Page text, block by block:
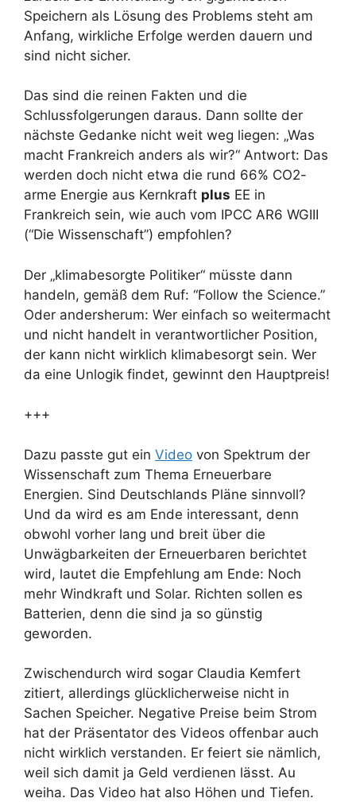
Speichern als Lösung des Problems steht am
Anfang, wirkliche Erfolge werden dauern und
sind nicht sicher.
Das sind die reinen Fakten und die
Schlussfolgerungen daraus. Dann sollte der
nächste Gedanke nicht weit weg liegen: „Was
macht Frankreich anders als wir?“ Antwort: Das
werden doch nicht etwa die rund 66% CO2-
arme Energie aus Kernkraft plus EE in
Frankreich sein, wie auch vom IPCC AR6 WGIII
(“Die Wissenschaft”) empfohlen?
Der „klimabesorgte Politiker“ müsste dann
handeln, gemäß dem Ruf: “Follow the Science.”
Oder andersherum: Wer einfach so weitermacht
und nicht handelt in verantwortlicher Position,
der kann nicht wirklich klimabesorgt sein. Wer
da eine Unlogik findet, gewinnt den Hauptpreis!
+++
Dazu passte gut ein Video von Spektrum der
Wissenschaft zum Thema Erneuerbare
Energien. Sind Deutschlands Pläne sinnvoll?
Und da wird es am Ende interessant, denn
obwohl vorher lang und breit über die
Unwägbarkeiten der Erneuerbaren berichtet
wird, lautet die Empfehlung am Ende: Noch
mehr Windkraft und Solar. Richten sollen es
Batterien, denn die sind ja so günstig
geworden.
Zwischendurch wird sogar Claudia Kemfert
zitiert, allerdings glücklicherweise nicht in
Sachen Speicher. Negative Preise beim Strom
hat der Präsentator des Videos offenbar auch
nicht wirklich verstanden. Er feiert sie nämlich,
weil sich damit ja Geld verdienen lässt. Au
weiha. Das Video hat also Höhen und Tiefen.